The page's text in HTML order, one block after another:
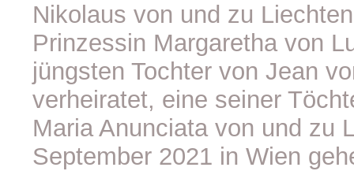
Nikolaus von und zu
Prinzessin Margaretha von
jüngsten Tochter von Jean
verheiratet, eine seiner
Maria Anunciata von und zu
September 2021 in Wien